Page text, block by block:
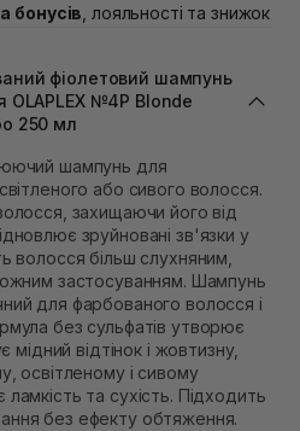
вул. Степана Бандери 45
16-го Липня, 15
Кулика і Гудачека 23 (ТЦ
бонусів , лояльності та знижок
фіолетовий шампунь
OLAPLEX №4P Blonde
250 мл
шампунь для
або сивого волосся.
захищаючи його від
зруйновані зв'язки у
волосся більш слухняним,
застосуванням. Шампунь
для фарбованого волосся і
без сульфатів утворює
мідний відтінок і жовтизну,
освітленому і сивому
та сухість. Підходить
без ефекту обтяження.